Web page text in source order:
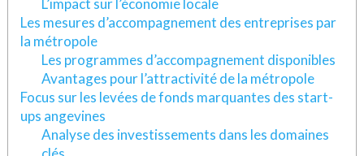
L’impact sur l’économie locale
Les mesures d’accompagnement des entreprises par
la métropole
Les programmes d’accompagnement disponibles
Avantages pour l’attractivité de la métropole
Focus sur les levées de fonds marquantes des start-
ups angevines
Analyse des investissements dans les domaines